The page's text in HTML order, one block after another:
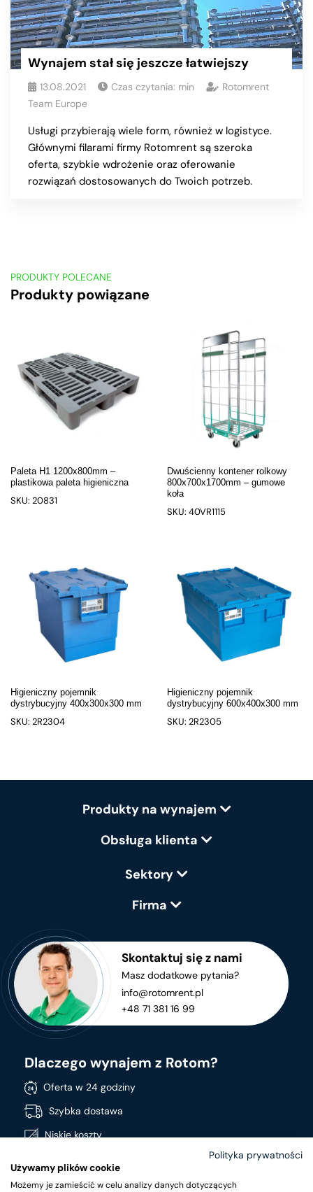
Wynajem stał się jeszcze łatwiejszy
13.08.2021 Czas czytania: min
Rotomrent
Team Europe
Usługi przybierają wiele form, również w logistyce.
Głównymi filarami firmy Rotomrent są szeroka
oferta, szybkie wdrożenie oraz oferowanie
rozwiązań dostosowanych do Twoich potrzeb.
PRODUKTY POLECANE
Produkty powiązane
Paleta H1 1200x800mm –
plastikowa paleta higieniczna
SKU: 20831
Dwuścienny kontener rolkowy
800x700x1700mm – gumowe
koła
SKU: 40VR1115
Higieniczny pojemnik
dystrybucyjny 400x300x300 mm
SKU: 2R2304
Higieniczny pojemnik
dystrybucyjny 600x400x300 mm
SKU: 2R2305
Produkty na wynajem
Obsługa klienta
Sektory
Firma
Skontaktuj się z nami
Masz dodatkowe pytania?
info@rotomrent.pl
+48 71 381 16 99
Dlaczego wynajem z Rotom?
Oferta w 24 godziny
Szybka dostawa
Niskie koszty
Szeroki asortyment
Polityka prywatności
Używamy plików cookie
Możemy je zamieścić w celu analizy danych dotyczących